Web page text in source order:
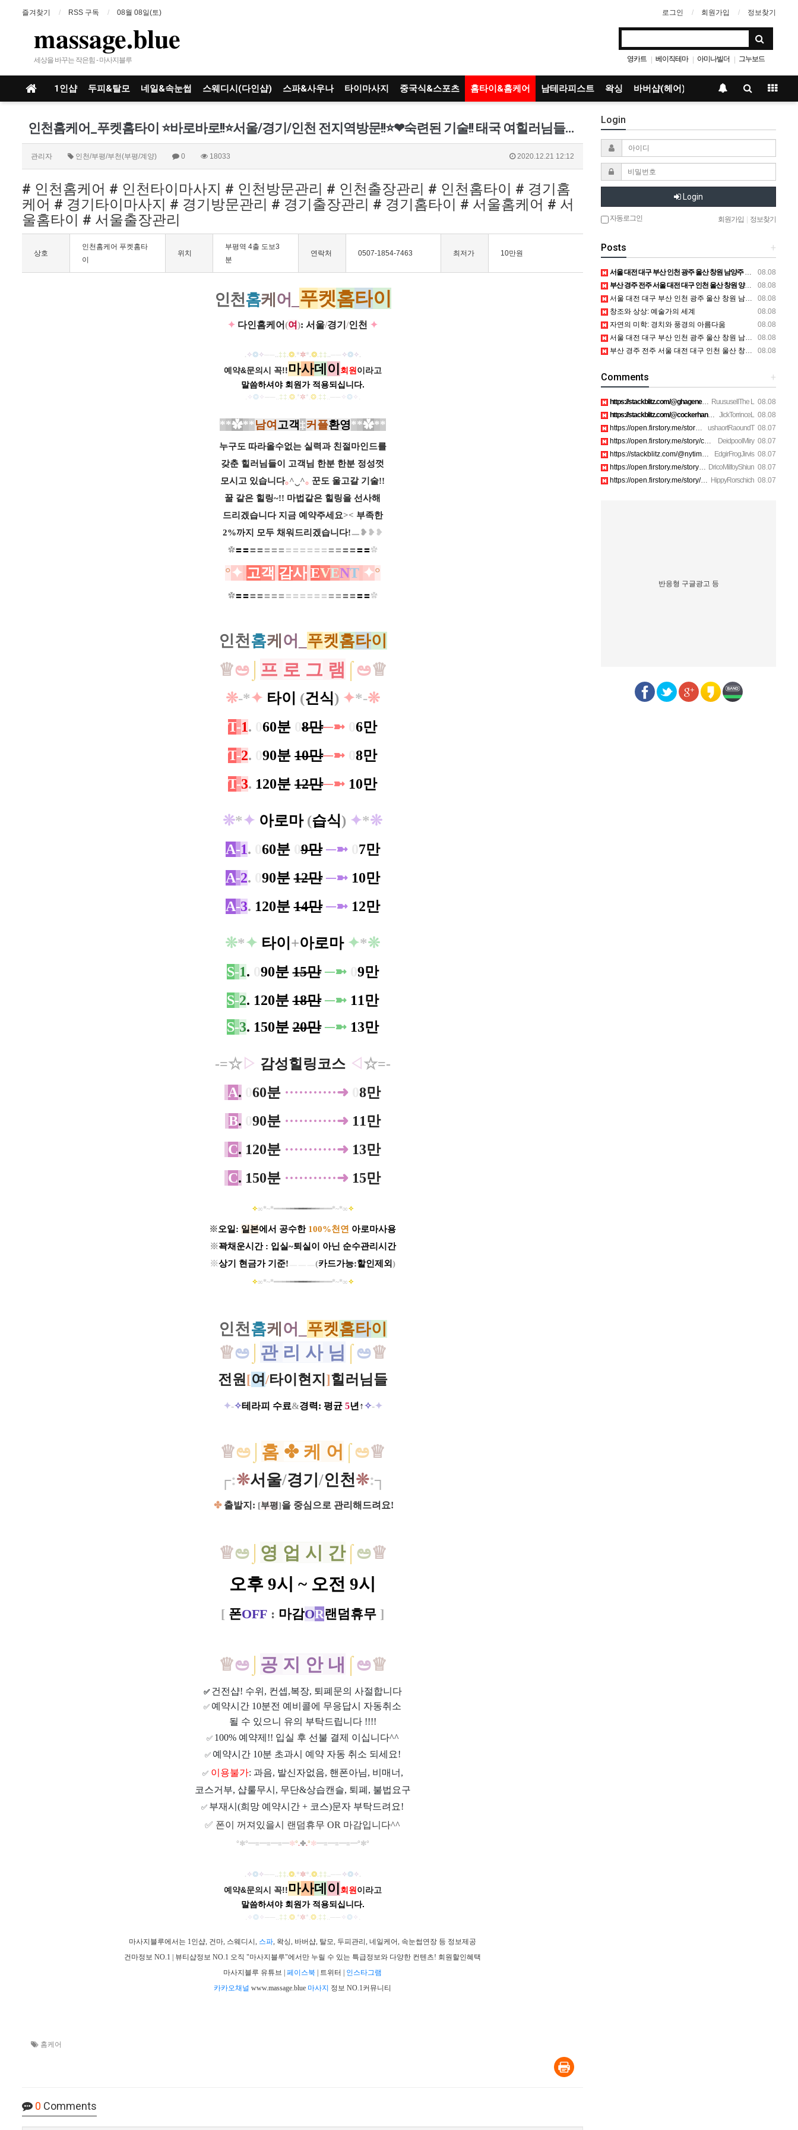
즐겨찾기 RSS 구독 08월 08일(토) 로그인 회원가입 정보찾기
massage.blue
세상을 바꾸는 작은힘 - 마사지블루 영카트 | 베이직테마 | 아미나빌더 | 그누보드
1인샵 두피&탈모 네일&속눈썹 스웨디시(다인샵) 스파&사우나 타이마사지 중국식&스포츠 홈타이&홈케어 남테라피스트 왁싱 바버샵(헤어)
인천홈케어_푸켓홈타이 ⭐바로바로!!⭐서울/경기/인천 전지역방문!!⭐❤숙련된 기술!! 태국 여힐러님들의 힐링케어 &am…
관리자 인천/부평/부천(부평/계양) 0 18033 2020.12.21 12:12
# 인천홈케어 # 인천타이마사지 # 인천방문관리 # 인천출장관리 # 인천홈타이 # 경기홈
케어 # 경기타이마사지 # 경기방문관리 # 경기출장관리 # 경기홈타이 # 서울홈케어 # 서
울홈타이 # 서울출장관리
상호
인천홈케어 푸켓홈타
이
위치
부평역 4출 도보3
분
연락처 0507-1854-7463 최저가 10만원
인천홈케 어_ 푸켓홈타이
✦ 다인홈케어(여): 서울/경기 /인천 ✦
. ✧❂✧──..‡‡.❂.*✲*.❂.‡‡..── ✧❂✧.
예약&문의시 꼭!!마사데 이 회원 이라고
말씀하셔야 회원가 적용되십니다.
. ✧ ❂ ✧──..‡‡.❂. * ✲ * .❂.‡‡..── ✧ ❂ ✧ .
**✿**남여 고객‡커플환영**✿**
누구도 따라올수없는 실력과 친절마인드를
갖춘 힐러님들이 고객님 한분 한분 정성껏
모시고 있습니다｡^‿^｡ 꾼도 울고갈 기술!!
꿀 같은 힐링~!! 마법같은 힐링을 선사해
드리 겠습니다지금 예약주세요>< 부족한
2%까지 모두 채워드리겠습니다!ㅡ❥❥ ❥
✿〓〓〓〓〓〓 〓 〓 〓 〓 〓 〓 〓 〓〓 〓〓〓〓✿
°✦ 고객 감사 EVENT ✦°​
✿〓〓〓〓〓〓 〓 〓 〓 〓 〓 〓 〓 〓〓 〓〓〓〓✿
인천홈케 어_ 푸켓홈타이
♕ಅ⌡ 프 로 그 램 ⌠ ಅ♕
❊-​*✦ 타이 (건식) ✦*-❊
T-1. 60분 8만─➼
6만
T-2. 90분 10만─➼
8만
T-3. 120분 12만─➼ 10만
❊​*✦ 아로마 (습식) ✦*❊
A-1. 60분 09만 ─➼
7만
A-2. 90분12만 ─➼10만
A-3. 120분14만 ─➼12만
❊​*✦ 타이 +아로마 ✦*❊
S-1. 90분15만 ─➼
9만
S-2. 120분18만 ─➼11만
S-3. 150분20만 ─➼13만
-=☆▷ 감성힐링코스 ◁ ☆=-
A. 60분 ······ ·····➜
8만
B. 90분 ···········➜ 11만
C. 120분 ···········➜ 13만
C. 150분 ···········➜ 15만
✧∞*~*━━━━━━━━━━━━━━*​~*∞✧
※오일: 일본에서 공수한 100%천연 아로마사용
※꽉채운시간 : 입실~퇴실이 아닌 순수관리시간
※상기 현금가 기준! (카드가능:할인제외)​
✧∞*~*━━━━━━━━━━━━━━*​~*∞✧
인천홈케 어_ 푸켓홈타이
♕ಅ⌡ 관 리 사님 ⌠ ಅ♕
전원 [여 /타이현지 ] 힐러님들
✦-✧테라피 수료&경력: 평균 5년↑✧-✦
♕ಅ 홈 ✤ 케 어 ⌠ ಅ♕
┌:❊서울/경기 /인천❊:┐
✤출발지: [부평]을 중심으로 관리해드려요​!
♕ಅ⌡ 영 업 시 간⌠ ಅ♕
오후 9시 ~ 오전 9시
[ 폰OFF : 마감OR랜덤휴무 ]
♕ಅ⌡ 공 지 안내 ⌠ ಅ♕
✅ 건전샵! 수위, 컨셉,복장, 퇴폐문의 사절합니다
✅ 예약시간 10분전 예비콜에 무응답시 자동취소
될 수 있으니 유의 부탁드립니다 !!!!
✅ 100% 예약제!! 입실 후 선불 결제 이십니다^^
✅ 예약시간 10분 초과시 예약 자동 취소 되세요!
✅ 이용불가: 과음, 발신자없음, 핸폰아님, 비매너,
코스거부, 샵룰무시, 무단&상습캔슬, 퇴폐, 불법요구
✅ 부재시(희망 예약시간 + 코스)문자 부탁드려요!
✅ 폰이 꺼져있을시 랜덤휴무 OR 마감입니다^^
°✼°━≡━≡━≡━✼°.✤.°✼━≡━≡━≡━°✼°
. ✧❂✧──..‡‡.❂.*✲*.❂.‡‡..── ✧❂✧.
예약&문의시 꼭!!마사데 이 회원이라고
말씀하셔야 회원가 적용되십니다.
✧ ❂ ✧── ‡‡ ❂. * ✲ * ❂. ‡‡ ── ✧ ❂ ✧
마사지블루에서는 1인샵, 건마, 스웨디시, 스파 , 왁싱, 바버샵, 탈모, 두피관리, 네일케어, 속눈썹연장 등 정보제공
건마정보 NO.1 | 뷰티샵정보 NO.1 오직 "마사지블루"에서만 누릴 수 있는 특급정보와 다양한 컨텐츠! 회원할인혜택
마사지블루 유튜브 | 페이스북 | 트위터 | 인스타그램
카카오채널 www.massage.blue 마사지 정보 NO.1커뮤니티
홈케어
0 Comments
Login
Login
자동로그인 회원가입 정보찾기
+
Posts
08.08
서울 대전 대구 부산 인천 광주 울산 창원 남양주 이혼전문변호사 정보
08.08
부산 경주 전주 서울 대전 대구 인천 울산 창원 양산 포항 천안 평택 용인 고양 성남 수원 일수, 미용학원, 가족사진, 점집, 한복대여, 독학재수학원, 재회부적 정보
08.08
서울 대전 대구 부산 인천 광주 울산 창원 남양주 이혼전문변호사 정보
08.08
창조와 상상: 예술가의 세계
08.08
자연의 미학: 경치와 풍경의 아름다움
08.08
서울 대전 대구 부산 인천 광주 울산 창원 남양주 이혼전문변호사 정보
08.08
부산 경주 전주 서울 대전 대구 인천 울산 창원 양산 포항 천안 평택 용인 고양 성남 수원 일수, 미용학원, 가족사진, 점집, 한복대여, 독학재수학원, 재회부적 정보
+
Comments
RuususellThe L 08.08
https://stackblitz.com/@ghagenes74/collections/what-happens-…
JickTorrinceL 08.08
https://stackblitz.com/@cockerhanstartup/collections/help__-…
ushaortRaoundT 08.07
https://open.firstory.me/story/cmsip2pjw1a3701z6ftwa1gpl htt…
DeidpoolMiry 08.07
https://open.firstory.me/story/cmsiqku8m17ah01yqc4c6208e htt…
EdgirFrogJirvis 08.07
https://stackblitz.com/@nytimes/collections/how-to-turn-off-…
DricoMilfoyShiun 08.07
https://open.firstory.me/story/cmsiozsiy17o601yk4yp1bpeu htt…
HippyRorschich 08.07
https://open.firstory.me/story/cmsiqkyx2175p01xi1dox23a6 htt…
반응형 구글광고 등